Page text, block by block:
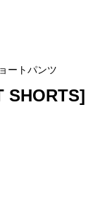
ートパンツ
SHORTS]